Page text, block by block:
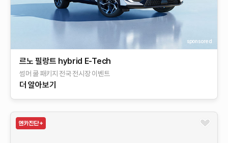
sponsored
르노 필랑트 hybrid E-Tech​
썸머 쿨 패키지 전국 전시장 이벤트
더 알아보기